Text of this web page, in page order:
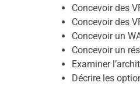
Concevoir des
Concevoir des
Concevoir un
Concevoir un
Examiner
Décrire les